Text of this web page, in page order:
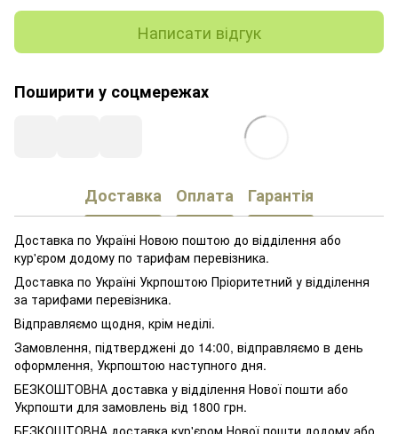
Написати відгук
Поширити у соцмережах
Доставка Оплата Гарантія
Доставка по Україні Новою поштою до відділення або
кур'єром додому по тарифам перевізника.
Доставка по Україні Укрпоштою Пріоритетний у відділення
за тарифами перевізника.
Відправляємо щодня, крім неділі.
Замовлення, підтверджені до 14:00, відправляємо в день
оформлення, Укрпоштою наступного дня.
БЕЗКОШТОВНА доставка у відділення Нової пошти або
Укрпошти для замовлень від 1800 грн.